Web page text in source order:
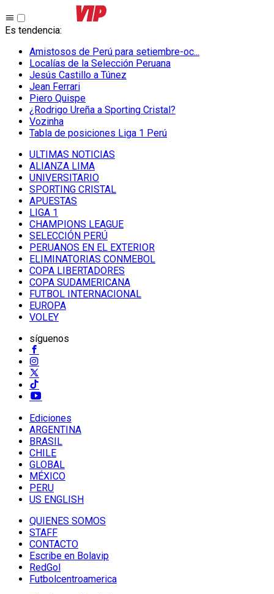
Es tendencia:
Amistosos de Perú para setiembre-oc...
Localías de la Selección Peruana
Jesús Castillo a Túnez
Jean Ferrari
Piero Quispe
¿Rodrigo Ureña a Sporting Cristal?
Vozinha
Tabla de posiciones Liga 1 Perú
ULTIMAS NOTICIAS
ALIANZA LIMA
UNIVERSITARIO
SPORTING CRISTAL
APUESTAS
LIGA 1
CHAMPIONS LEAGUE
SELECCIÓN PERÚ
PERUANOS EN EL EXTERIOR
ELIMINATORIAS CONMEBOL
COPA LIBERTADORES
COPA SUDAMERICANA
FUTBOL INTERNACIONAL
EUROPA
VOLEY
síguenos
Ediciones
ARGENTINA
BRASIL
CHILE
GLOBAL
MÉXICO
PERU
US ENGLISH
QUIENES SOMOS
STAFF
CONTACTO
Escribe en Bolavip
RedGol
Futbolcentroamerica